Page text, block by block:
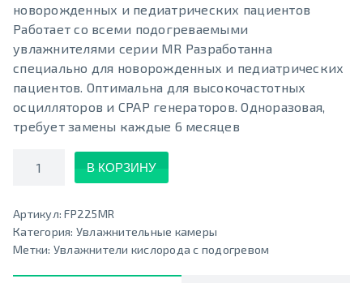
новорожденных и педиатрических пациентов
Работает со всеми подогреваемыми
увлажнителями серии MR Разработанна
специально для новорожденных и педиатрических
пациентов. Оптимальна для высокочастотных
осцилляторов и CPAP генераторов. Одноразовая,
требует замены каждые 6 месяцев
Количество
В КОРЗИНУ
Артикул:FP225MR
Категория: Увлажнительные камеры
Метки: Увлажнители кислорода с подогревом